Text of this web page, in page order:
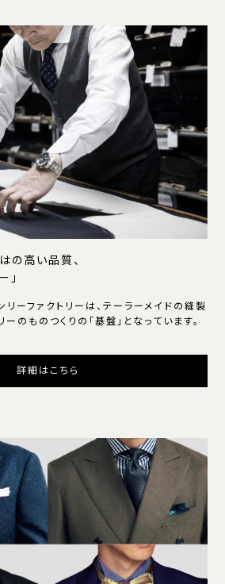
の高い品質、
」
ーファクトリーは、テーラーメイドの縫製
のものつくりの「基盤」となっています。
詳細はこちら